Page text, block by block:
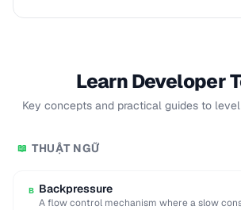
Learn Developer
Key concepts and practical guides to
📖 THUẬT NGỮ
B Backpressure
A flow control mechanism where a slow